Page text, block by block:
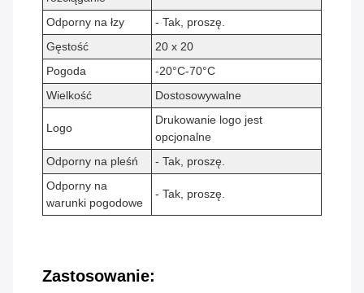
Odporny na łzy
- Tak, proszę.
Gęstość
20 x 20
Pogoda
-20°C-70°C
Wielkość
Dostosowywalne
Logo
Drukowanie logo jest
opcjonalne
Odporny na pleśń
- Tak, proszę.
Odporny na
warunki pogodowe
- Tak, proszę.
Zastosowanie: